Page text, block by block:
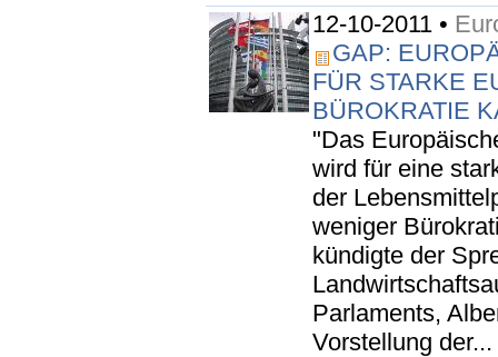
12-10-2011 •
GAP:
FÜR STARKE
BÜROKRATIE
"Das
wird für eine
der
weniger
kündigte der
Parlaments,
Vorstellung der...